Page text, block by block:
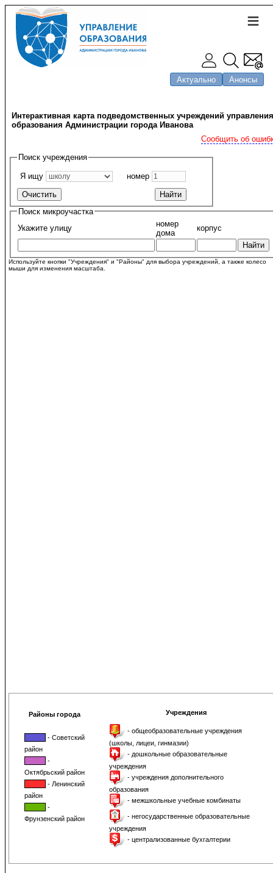
Актуально Анонсы
Интерактивная карта подведомственных учреждений управления
образования Администрации города Иванова
Сообщить об
Поиск учреждения
Я ищу номер
Поиск микроучастка
Укажите улицу
номер
дома
корпус
Используйте кнопки "Учреждения" и "Районы" для выбора учреждений, а также колесо
мыши для изменения масштаба.
Районы города
- Советский
район
-
Октябрьский район
- Ленинский
район
-
Фрунзенский район
Учреждения
- общеобразовательные учреждения
(школы, лицеи, гинмазии)
- дошкольные образовательные
учреждения
- учреждения дополнительного
образования
- межшкольные учебные комбинаты
- негосударственные образовательные
учреждения
- централизованные бухгалтерии